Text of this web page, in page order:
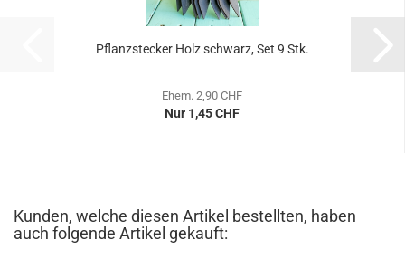
Pflanzstecker Holz schwarz, Set 9 Stk.
Ehem. 2,90 CHF
Nur 1,45 CHF
Kunden, welche diesen Artikel bestellten, haben
auch folgende Artikel gekauft: